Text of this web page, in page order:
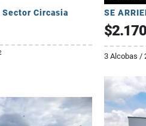
Sector Circasia
3 Alcobas /